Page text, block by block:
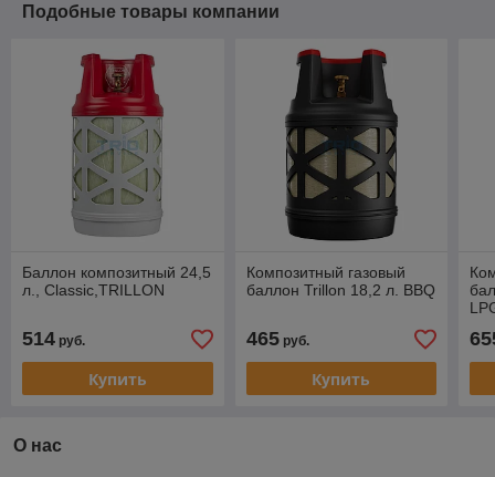
Подобные товары компании
Баллон композитный 24,5
л., Classic,TRILLON
514 руб.
Купить
Композитный газовый
баллон Trillon 18,2 л. BBQ
465руб.
Купить
О нас